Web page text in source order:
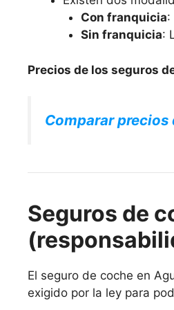
Con franquicia:
Sin franquicia:
Precios de los seguros
Comparar precios
Seguros de
El seguro de coche en
exigido por la ley para